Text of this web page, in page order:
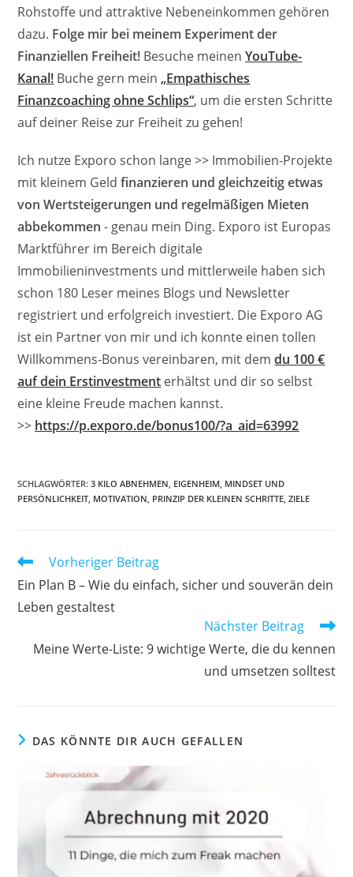
Rohstoffe und attraktive Nebeneinkommen gehören
dazu. Folge mir bei meinem Experiment der
Finanziellen Freiheit! Besuche meinenYouTube-
Kanal! Buche gern mein„Empathisches
Finanzcoaching ohne Schlips“, um die ersten Schritte
auf deiner Reise zur Freiheit zu gehen!
Ich nutze Exporo schon lange >> Immobilien-Projekte
mit kleinem Geldfinanzieren und gleichzeitig etwas
von Wertsteigerungen und regelmäßigen Mieten
abbekommen - genau mein Ding. Exporo ist Europas
Marktführer im Bereich digitale
Immobilieninvestments und mittlerweile haben sich
schon 180 Leser meines Blogs und Newsletter
registriert und erfolgreich investiert. Die Exporo AG
ist ein Partner von mir und ich konnte einen tollen
Willkommens-Bonus vereinbaren, mit demdu 100 €
auf dein Erstinvestment erhältst und dir so selbst
eine kleine Freude machen kannst.
>> https://p.exporo.de/bonus100/?a_aid=63992
SCHLAGWÖRTER:3 KILO ABNEHMEN, EIGENHEIM, MINDSET UND
PERSÖNLICHKEIT, MOTIVATION, PRINZIP DER KLEINEN SCHRITTE, ZIELE
Weitere
Artikel
ansehen
Vorheriger Beitrag
Ein Plan B – Wie du einfach, sicher und souverän dein
Leben gestaltest
Nächster Beitrag
Meine Werte-Liste: 9 wichtige Werte, die du kennen
und umsetzen solltest
DAS KÖNNTE DIR AUCH GEFALLEN